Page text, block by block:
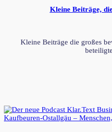
Kleine Beiträge,
Kleine Beiträge die großes